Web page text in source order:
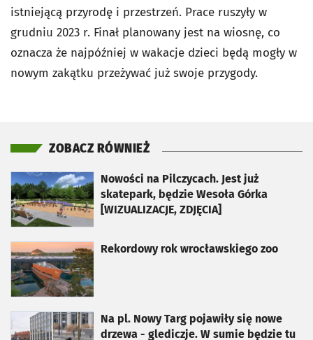
istniejącą przyrodę i przestrzeń. Prace ruszyły w
grudniu 2023 r. Finał planowany jest na wiosnę, co
oznacza że najpóźniej w wakacje dzieci będą mogły w
nowym zakątku przeżywać już swoje przygody.
ZOBACZ RÓWNIEŻ
Nowości na Pilczycach. Jest już
skatepark, będzie Wesoła Górka
[WIZUALIZACJE, ZDJĘCIA]
otworzy się w nowej karcie
Rekordowy rok wrocławskiego zoo
otworzy się w nowej karcie
Na pl. Nowy Targ pojawiły się nowe
drzewa - glediczje. W sumie będzie tu
otworzy się w nowej karcie